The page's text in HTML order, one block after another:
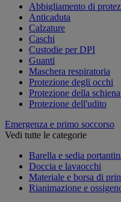
Abbigliamento di
Anticaduta
Calzature
Caschi
Custodie per DPI
Guanti
Maschera respiratoria
Protezione degli occhi
Protezione della
Protezione dell'udito
Emergenza e primo soccorso
Vedi tutte le categorie
Barella e sedia
Doccia e lavaocchi
Materiale e borsa di
Rianimazione e